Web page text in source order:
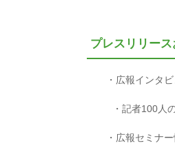
プレスリリー
広報インタ
記者100人
広報セミナ